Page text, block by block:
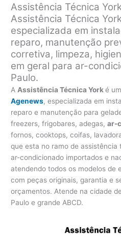
Assistência Técnica
Assistência Técnica
especializada em
reparo, manutenção
corretiva, limpeza,
em geral para ar-
Paulo.
A Assistência Técnica Yorké
Agenews, especializada em
reparo e manutenção para
freezers, frigobares, adegas,ar-
fornos, cooktops, coifas,
que esta no ramo de
ar-condicionado importados e
atendendo todos os modelos de
com peças originais, garantia e
orçamentos. Atende na cidade
Paulo e grande ABCD.